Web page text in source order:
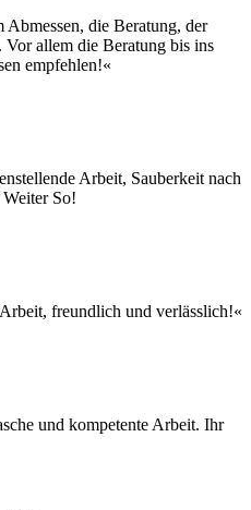
Abmessen, die Beratung, der
allem die Beratung bis ins
empfehlen!«
Arbeit, Sauberkeit nach
So!
freundlich und verlässlich!«
und kompetente Arbeit. Ihr